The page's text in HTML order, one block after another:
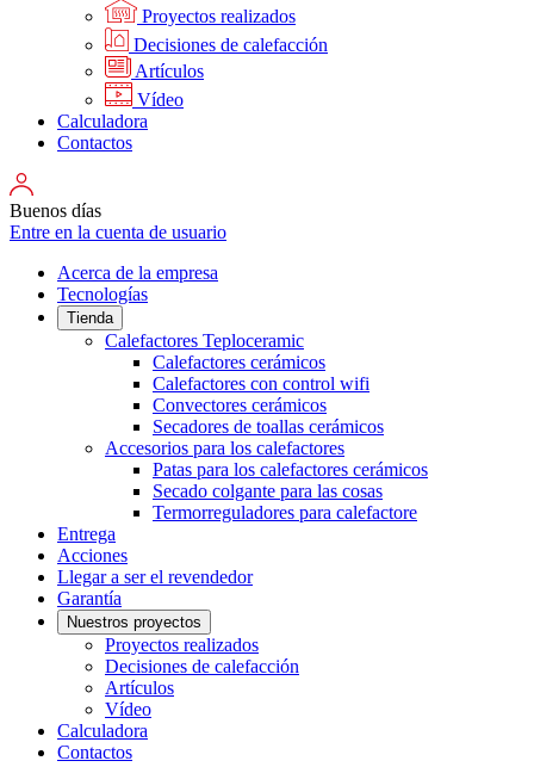
Proyectos realizados
Decisiones de calefacción
Artículos
Vídeo
Calculadora
Contactos
Buenos días
Entre en la cuenta de usuario
Acerca de la empresa
Tecnologías
Tienda
Calefactores Teploceramic
Calefactores cerámicos
Calefactores con control wifi
Convectores cerámicos
Secadores de toallas cerámicos
Accesorios para los calefactores
Patas para los calefactores cerámicos
Secado colgante para las cosas
Termorreguladores para calefactore
Entrega
Acciones
Llegar a ser el revendedor
Garantía
Nuestros proyectos
Proyectos realizados
Decisiones de calefacción
Artículos
Vídeo
Calculadora
Contactos